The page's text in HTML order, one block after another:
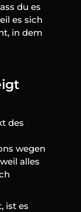
du es
es sich
in dem
des
wegen
alles
ist es